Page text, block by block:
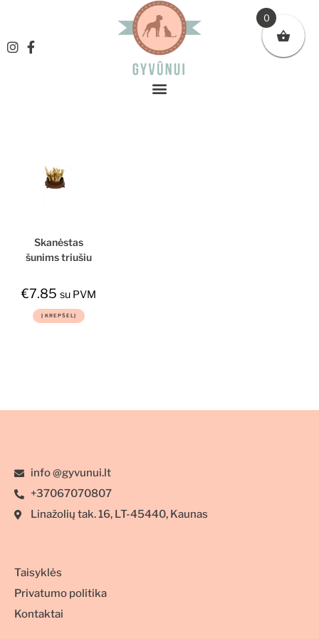
Skanėstas
šunims triušių
10vnt
€7.85 su PVM
Į KREPŠELĮ
info @gyvunui.lt
+37067070807
Linažolių tak. 16, LT-45440, Kaunas
Taisyklės
Privatumo politika
Kontaktai
0